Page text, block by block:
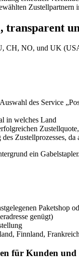
transparent
CH, NO, und UK
des Service
in welches Land
des Zustellprozesses,
Paketshop
genügt)
Finnland,
für Kunden